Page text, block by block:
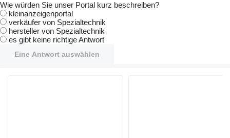
Wie würden Sie unser Portal kurz beschreiben?
kleinanzeigenportal
verkäufer von Spezialtechnik
hersteller von Spezialtechnik
es gibt keine richtige Antwort
Eine Antwort auswählen